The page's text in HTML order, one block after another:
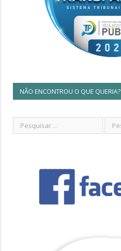
NÃO ENCONTROU O QUE QUERIA?